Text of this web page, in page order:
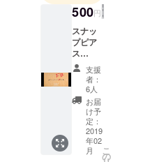
500円
スナッ
プピア
ス
《FB》
のうた
♬ムー
ビー
（2019
年2月
YouTub
eアップ
ロー
支援
者：
6人
お届
け予
定：
2019
年02
月
こ
の